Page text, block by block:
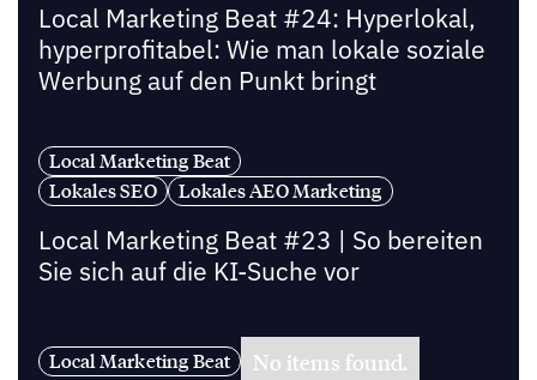
Local Marketing Beat #24: Hyperlokal,
hyperprofitabel: Wie man lokale soziale
Werbung auf den Punkt bringt
Local Marketing Beat
Lokales SEO
Lokales AEO Marketing
Local Marketing Beat #23 | So bereiten
Sie sich auf die KI-Suche vor
Local Marketing Beat No items found.